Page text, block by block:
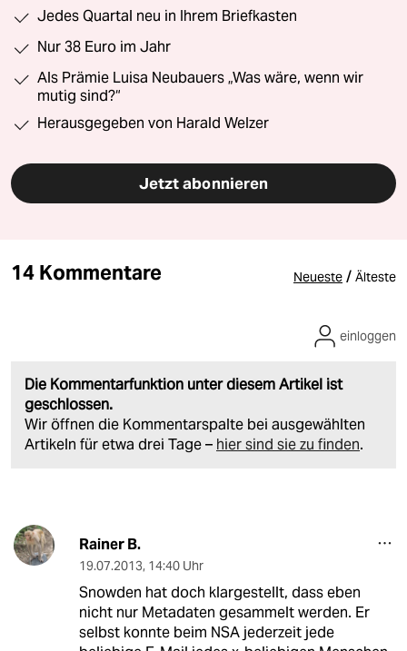
Jedes Quartal neu in Ihrem Briefkasten
Nur 38 Euro im Jahr
Als Prämie Luisa Neubauers „Was wäre, wenn wir
mutig sind?“
Herausgegeben von Harald Welzer
Jetzt abonnieren
14 Kommentare Neueste / Älteste
Die Kommentarfunktion unter diesem Artikel ist
geschlossen.
Wir öffnen die Kommentarspalte bei ausgewählten
Artikeln für etwa drei Tage – hier sind sie zu finden.
einloggen
Rainer B.
19.07.2013, 14:40 Uhr
Snowden hat doch klargestellt, dass eben
nicht nur Metadaten gesammelt werden. Er
selbst konnte beim NSA jederzeit jede